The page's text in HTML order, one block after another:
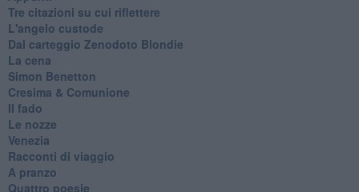
Tre citazioni su cui riflettere
L'angelo custode
Dal carteggio Zenodoto Blondie
La cena
Simon Benetton
Cresima & Comunione
Il fado
Le nozze
Venezia
Racconti di viaggio
A pranzo
Quattro poesie